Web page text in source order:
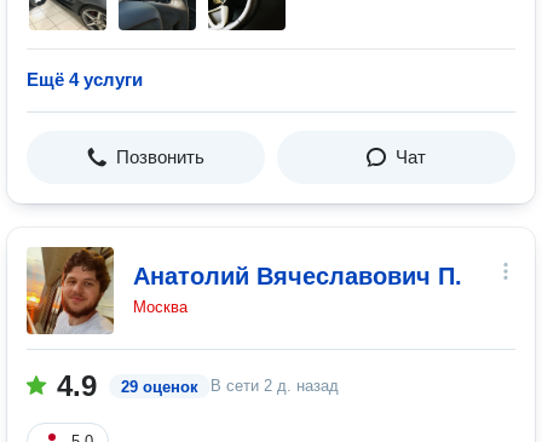
Ещё 4 услуги
Позвонить Чат
Анатолий Вячеславович П.
Москва
4.9 29 оценок В сети 2 д. назад